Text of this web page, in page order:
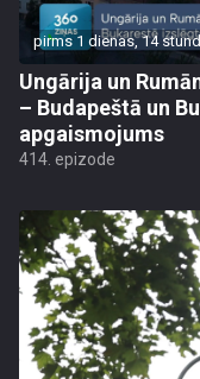
pirms 1 dienas, 14
Ungārija un
– Budapeštā un
apgaismojums
414. epizode